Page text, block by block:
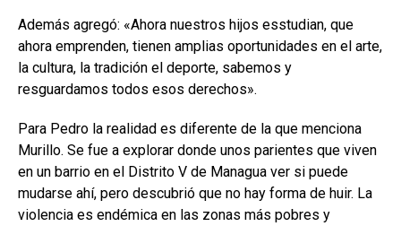
Además agregó: «Ahora nuestros hijos esstudian, que
ahora emprenden, tienen amplias oportunidades en el arte,
la cultura, la tradición el deporte, sabemos y
resguardamos todos esos derechos».
Para Pedro la realidad es diferente de la que menciona
Murillo. Se fue a explorar donde unos parientes que viven
en un barrio en el Distrito V de Managua ver si puede
mudarse ahí, pero descubrió que no hay forma de huir. La
violencia es endémica en las zonas más pobres y